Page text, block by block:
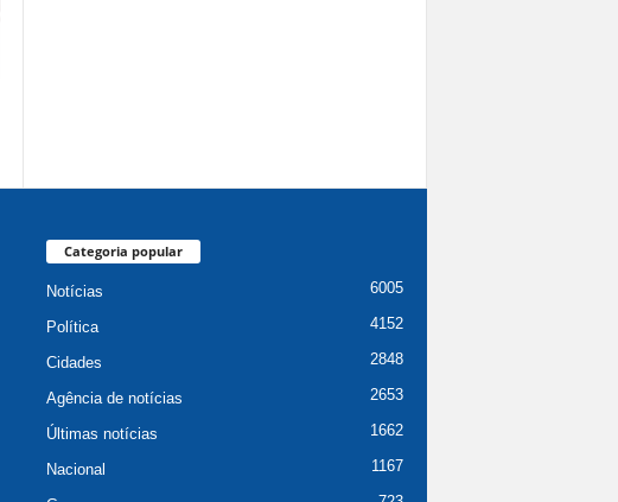
Categoria popular
Notícias 6005
Política 4152
Cidades 2848
Agência de notícias 2653
Últimas notícias 1662
Nacional 1167